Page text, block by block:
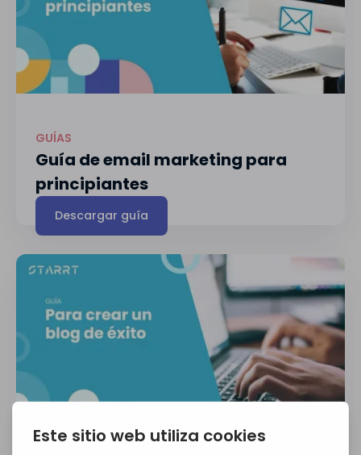
GUÍAS
Guía de email marketing para
principiantes
Descargar guía